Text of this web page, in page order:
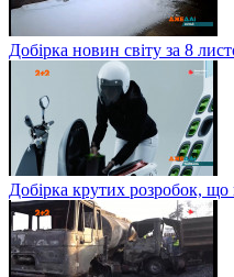
Добірка новин світу за 8
Добірка крутих розробок, що